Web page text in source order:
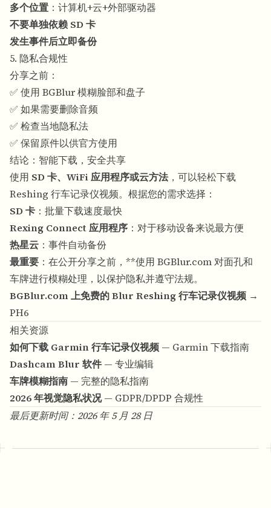
多个位置 ：计算机+云+外部驱动器
不要单独依赖 SD 卡
发生事件后立即备份
5. 隐私合规性
分享之前：
✅ 使用 BGBlur 模糊脸部和盘子
✅ 如果需要删除音频
✅ 检查当地隐私法
✅ 保留原件以供官方使用
结论：智能下载，安全共享
使用 SD 卡、WiFi 应用程序或云方法，可以轻松下载
Reshing 行车记录仪视频。根据您的需求选择：
SD 卡 ：批量下载速度最快
Rexing Connect 应用程序 ：对于移动设备来说最方便
热星云 ：事件自动备份
最重要 ：在公开分享之前，**使用 BGBlur.com对面孔和
车牌进行模糊处理，以保护隐私并遵守法规。
BGBlur.com 上免费的 Blur Reshing 行车记录仪视频 →
PH6
相关资源
如何下载 Garmin 行车记录仪视频 — Garmin 下载指南
Dashcam Blur 软件— 专业编辑
车牌模糊指南 — 完整的隐私指南
2026 年视觉隐私状况— GDPR/DPDP 合规性
最后更新时间：2026 年 5 月 28 日